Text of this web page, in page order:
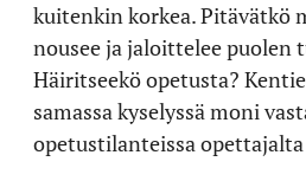
kuitenkin korkea. Pitävätkö
nousee ja jaloittelee puolen
Häiritseekö opetusta?
samassa kyselyssä moni
opetustilanteissa